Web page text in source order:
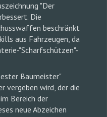
"Der
Die
beschränkt
aus Fahrzeugen, da
"Scharfschützen"-
Baumeister"
vergeben wird, der die
Bereich der
neue Abzeichen